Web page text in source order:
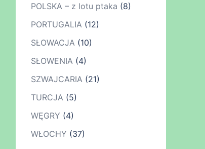
POLSKA – z lotu ptaka (8)
PORTUGALIA(12)
SŁOWACJA(10)
SŁOWENIA(4)
SZWAJCARIA(21)
TURCJA(5)
WĘGRY (4)
WŁOCHY (37)